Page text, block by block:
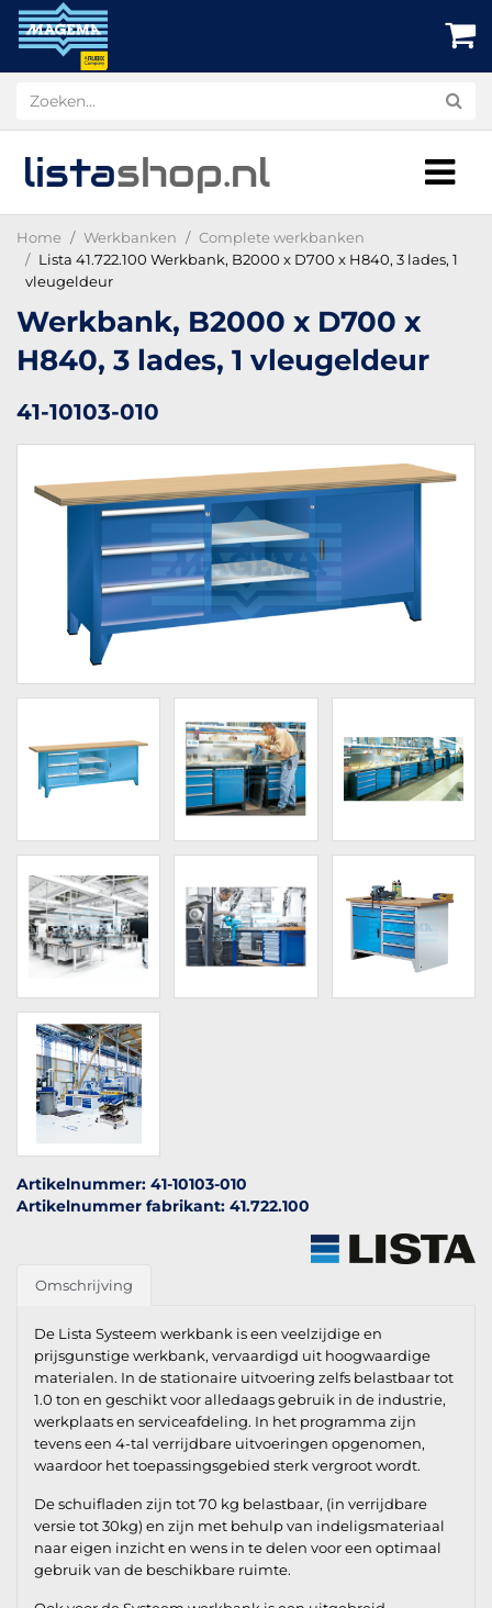
listashop.nl
Home Werkbanken
Complete werkbanken
Lista 41.722.100 Werkbank, B2000 x D700 x H840, 3 lades, 1
vleugeldeur
Werkbank, B2000 x D700 x
H840, 3 lades, 1 vleugeldeur
41-10103-010
Artikelnummer: 41-10103-010
Artikelnummer fabrikant: 41.722.100
Omschrijving
De Lista Systeem werkbank is een veelzijdige en
prijsgunstige werkbank, vervaardigd uit hoogwaardige
materialen. In de stationaire uitvoering zelfs belastbaar tot
1.0 ton en geschikt voor alledaags gebruik in de industrie,
werkplaats en serviceafdeling. In het programma zijn
tevens een 4-tal verrijdbare uitvoeringen opgenomen,
waardoor het toepassingsgebied sterk vergroot wordt.
De schuifladen zijn tot 70 kg belastbaar, (in verrijdbare
versie tot 30kg) en zijn met behulp van indeligsmateriaal
naar eigen inzicht en wens in te delen voor een optimaal
gebruik van de beschikbare ruimte.